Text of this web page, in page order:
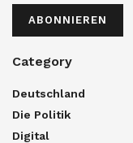
ABONNIEREN
Category
Deutschland
Die Politik
Digital